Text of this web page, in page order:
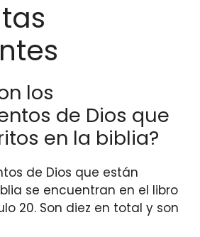
los
de Dios que
en la biblia?
de Dios que están
se encuentran en el libro
20. Son diez en total y son